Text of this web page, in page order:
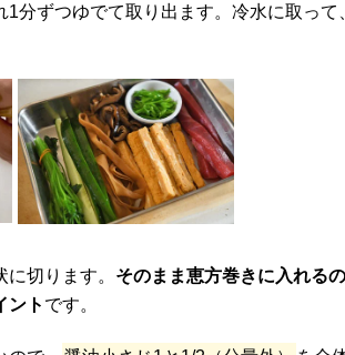
1分ずつゆでて取り出ます。冷水に取っ
切ります。 そのまま恵方巻きに入れる
ント です。